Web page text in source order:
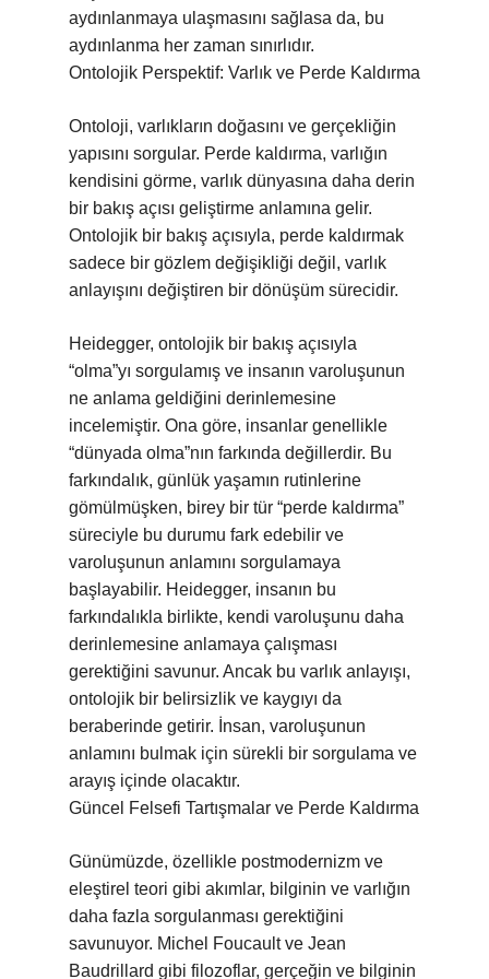
aydınlanmaya ulaşmasını sağlasa da, bu
aydınlanma her zaman sınırlıdır.
Ontolojik Perspektif: Varlık ve Perde Kaldırma
Ontoloji, varlıkların doğasını ve gerçekliğin
yapısını sorgular. Perde kaldırma, varlığın
kendisini görme, varlık dünyasına daha derin
bir bakış açısı geliştirme anlamına gelir.
Ontolojik bir bakış açısıyla, perde kaldırmak
sadece bir gözlem değişikliği değil, varlık
anlayışını değiştiren bir dönüşüm sürecidir.
Heidegger, ontolojik bir bakış açısıyla
“olma”yı sorgulamış ve insanın varoluşunun
ne anlama geldiğini derinlemesine
incelemiştir. Ona göre, insanlar genellikle
“dünyada olma”nın farkında değillerdir. Bu
farkındalık, günlük yaşamın rutinlerine
gömülmüşken, birey bir tür “perde kaldırma”
süreciyle bu durumu fark edebilir ve
varoluşunun anlamını sorgulamaya
başlayabilir. Heidegger, insanın bu
farkındalıkla birlikte, kendi varoluşunu daha
derinlemesine anlamaya çalışması
gerektiğini savunur. Ancak bu varlık anlayışı,
ontolojik bir belirsizlik ve kaygıyı da
beraberinde getirir. İnsan, varoluşunun
anlamını bulmak için sürekli bir sorgulama ve
arayış içinde olacaktır.
Güncel Felsefi Tartışmalar ve Perde Kaldırma
Günümüzde, özellikle postmodernizm ve
eleştirel teori gibi akımlar, bilginin ve varlığın
daha fazla sorgulanması gerektiğini
savunuyor. Michel Foucault ve Jean
Baudrillard gibi filozoflar, gerçeğin ve bilginin